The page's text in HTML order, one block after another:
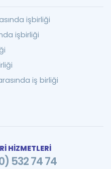
işbirliği
işbirliği
iş birliği
HİZMETLERİ
532 74 74